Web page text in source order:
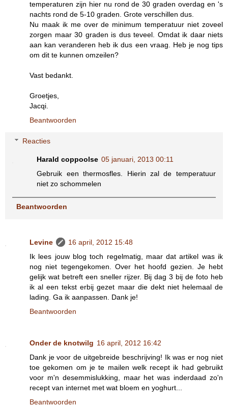
temperaturen zijn hier nu rond de 30 graden overdag en 's
nachts rond de 5-10 graden. Grote verschillen dus.
Nu maak ik me over de minimum temperatuur niet zoveel
zorgen maar 30 graden is dus teveel. Omdat ik daar niets
aan kan veranderen heb ik dus een vraag. Heb je nog tips
om dit te kunnen omzeilen?
Vast bedankt.
Groetjes,
Jacqi.
Beantwoorden
Reacties
Harald coppoolse 05 januari, 2013 00:11
Gebruik een thermosfles. Hierin zal de temperatuur
niet zo schommelen
Beantwoorden
Levine
16 april, 2012 15:48
Ik lees jouw blog toch regelmatig, maar dat artikel was ik
nog niet tegengekomen. Over het hoofd gezien. Je hebt
gelijk wat betreft een sneller rijzer. Bij dag 3 bij de foto heb
ik al een tekst erbij gezet maar die dekt niet helemaal de
lading. Ga ik aanpassen. Dank je!
Beantwoorden
Onder de knotwilg 16 april, 2012 16:42
Dank je voor de uitgebreide beschrijving! Ik was er nog niet
toe gekomen om je te mailen welk recept ik had gebruikt
voor m'n desemmislukking, maar het was inderdaad zo'n
recept van internet met wat bloem en yoghurt...
Beantwoorden